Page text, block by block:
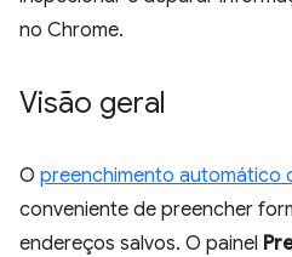
no Chrome.
Visão geral
O preenchimento automático
conveniente de preencher
endereços salvos. O painel